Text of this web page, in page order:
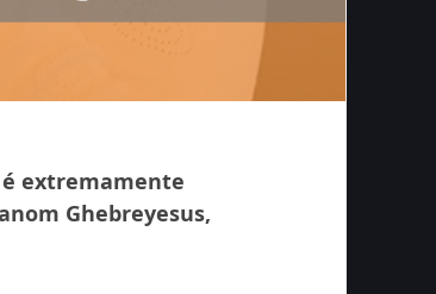
é extremamente
Ghebreyesus,